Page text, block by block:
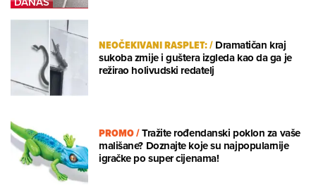
NEOČEKIVANI RASPLET:/Dramatičan kraj
sukoba zmije i guštera izgleda kao da ga je
režirao holivudski redatelj
PROMO/Tražite rođendanski poklon za vaše
mališane? Doznajte koje su najpopularnije
igračke po super cijenama!